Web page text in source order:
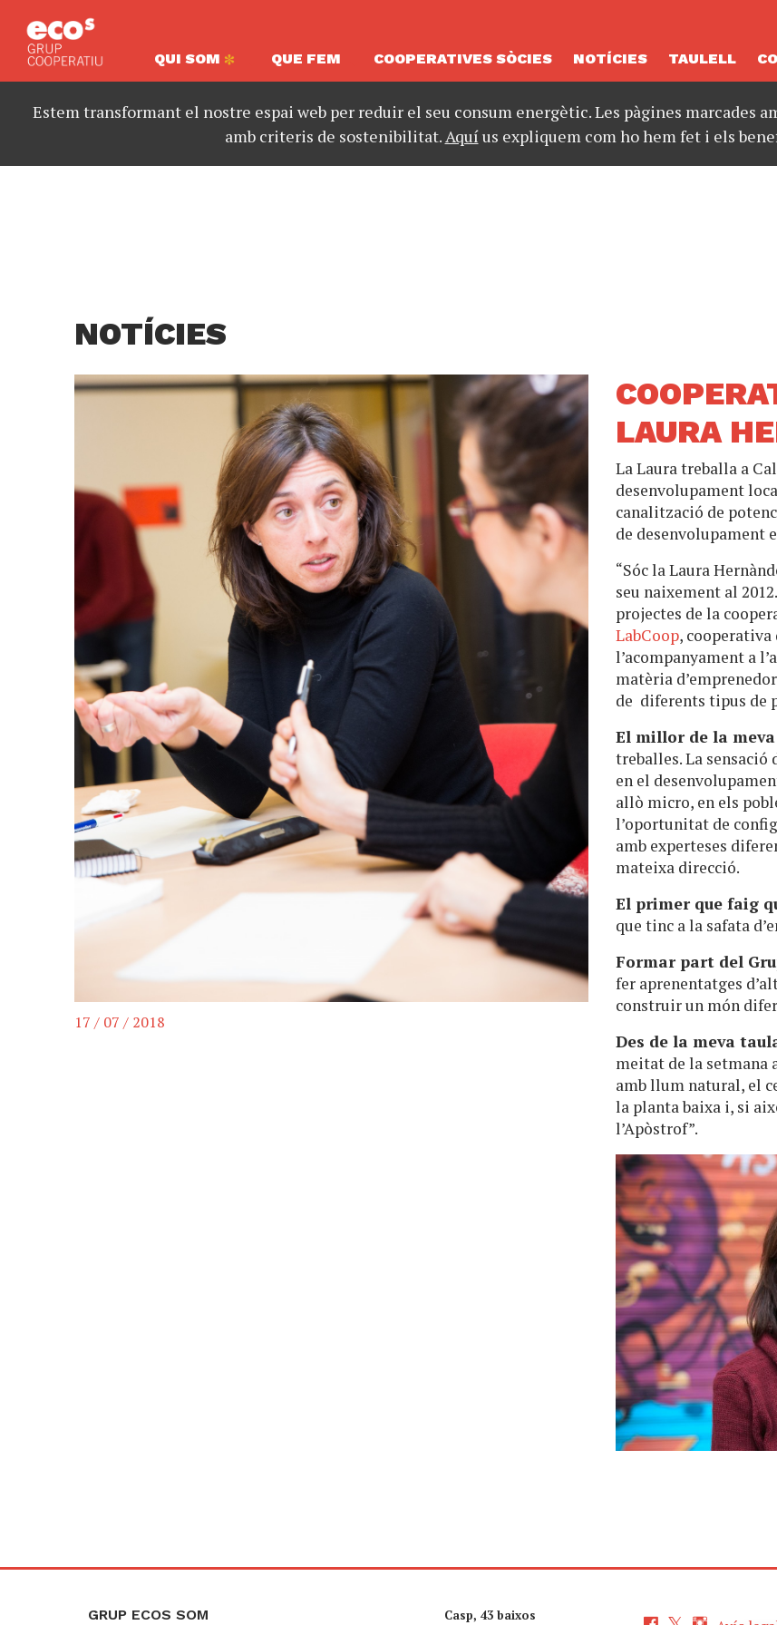
QUI SOM QUE FEM COOPERATIVES SÒCIES NOTÍCIES TAULELL
Estem transformant el nostre espai web per reduir el seu consum energètic. Les pàgines marcades
amb criteris de sostenibilitat.Aquíus expliquem com ho hem fet i els
NOTÍCIES
17 / 07 / 2018
LAURA
La Laura treballa a
desenvolupament
canalització de
de desenvolupament
“Sóc la Laura
seu naixement al
projectes de la
LabCoop, cooperativa
l’acompanyament a
matèria
de diferents tipus de
El millor de la
treballes. La
en el
allò micro, en els
l’oportunitat de
amb experteses
mateixa direcció.
El primer que faig
que tinc a la safata
Formar part del
fer aprenentatges
construir un món
Des de la meva
meitat de la setmana
amb llum natural, el
la planta baixa i, si
l’Apòstrof”.
GRUP ECOS SOM Casp, 43 baixos